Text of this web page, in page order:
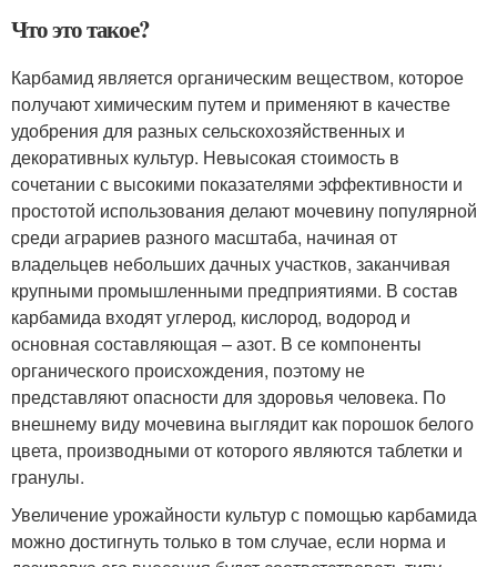
Что это такое?
Карбамид является органическим веществом, которое
получают химическим путем и применяют в качестве
удобрения для разных сельскохозяйственных и
декоративных культур. Невысокая стоимость в
сочетании с высокими показателями эффективности и
простотой использования делают мочевину популярной
среди аграриев разного масштаба, начиная от
владельцев небольших дачных участков, заканчивая
крупными промышленными предприятиями. В состав
карбамида входят углерод, кислород, водород и
основная составляющая – азот. В се компоненты
органического происхождения, поэтому не
представляют опасности для здоровья человека. По
внешнему виду мочевина выглядит как порошок белого
цвета, производными от которого являются таблетки и
гранулы.
Увеличение урожайности культур с помощью карбамида
можно достигнуть только в том случае, если норма и